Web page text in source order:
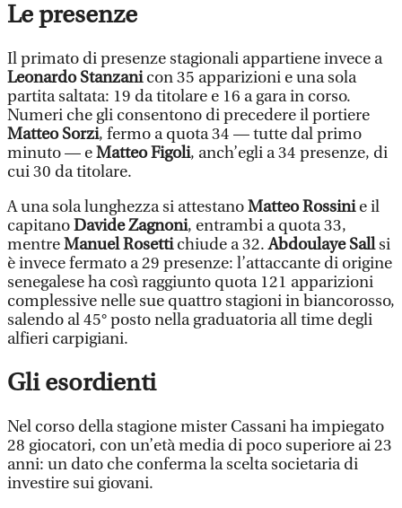
Le presenze
Il primato di presenze stagionali appartiene invece a
Leonardo Stanzanicon 35 apparizioni e una sola
partita saltata: 19 da titolare e 16 a gara in corso.
Numeri che gli consentono di precedere il portiere
Matteo Sorzi, fermo a quota 34 — tutte dal primo
minuto — eMatteo Figoli, anch’egli a 34 presenze, di
cui 30 da titolare.
A una sola lunghezza si attestanoMatteo Rossinie il
capitanoDavide Zagnoni, entrambi a quota 33,
mentreManuel Rosettichiude a 32.Abdoulaye Sallsi
è invece fermato a 29 presenze: l’attaccante di origine
senegalese ha così raggiunto quota 121 apparizioni
complessive nelle sue quattro stagioni in biancorosso,
salendo al 45° posto nella graduatoria all time degli
alfieri carpigiani.
Gli esordienti
Nel corso della stagione mister Cassani ha impiegato
28 giocatori, con un’età media di poco superiore ai 23
anni: un dato che conferma la scelta societaria di
investire sui giovani.